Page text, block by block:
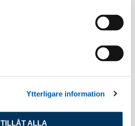
Ytterligare information
TILLÅT ALLA
LAGERSHOP